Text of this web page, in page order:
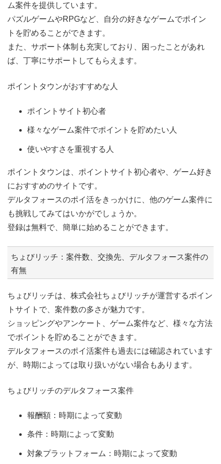
ム案件を提供しています。
パズルゲームやRPGなど、自分の好きなゲームでポイン
トを貯めることができます。
また、サポート体制も充実しており、困ったことがあれ
ば、丁寧にサポートしてもらえます。
ポイントタウンがおすすめな人
ポイントサイト初心者
様々なゲーム案件でポイントを貯めたい人
使いやすさを重視する人
ポイントタウンは、ポイントサイト初心者や、ゲーム好き
におすすめのサイトです。
デルタフォースのポイ活をきっかけに、他のゲーム案件に
も挑戦してみてはいかがでしょうか。
登録は無料で、簡単に始めることができます。
ちょびリッチ：案件数、交換先、デルタフォース案件の
有無
ちょびリッチは、株式会社ちょびリッチが運営するポイン
トサイトで、案件数の多さが魅力です。
ショッピングやアンケート、ゲーム案件など、様々な方法
でポイントを貯めることができます。
デルタフォースのポイ活案件も過去には確認されています
が、時期によっては取り扱いがない場合もあります。
ちょびリッチのデルタフォース案件
報酬額：時期によって変動
条件：時期によって変動
対象プラットフォーム：時期によって変動